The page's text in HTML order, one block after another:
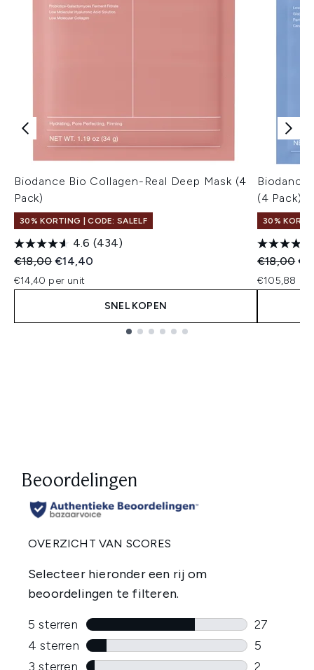
Biodance Bio Collagen-Real Deep Mask (4
Pack)
30% KORTING | CODE: SALELF
4.6 (434)
Recommended Retail Price:
€18,00Huidige prijs:
€14,40
€14,40 per unit
SNEL KOPEN
Biodance
(4 Pack)
30%
€18,00
€105,88